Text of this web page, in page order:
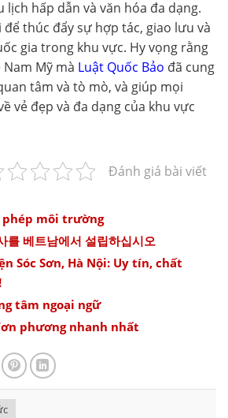
hấp dẫn và văn hóa đa dạng.
thúc đẩy sự hợp tác, giao lưu và
gia trong khu vực. Hy vọng rằng
Mỹ mà Luật Quốc Bảo đã cung
tâm và tò mò, và giúp mọi
vẻ đẹp và đa dạng của khu vực
Đánh giá bài viết
môi trường
를 베트남에서 설립하십시오
Sóc Sơn, Hà Nội: Uy tín, chất
tâm ngoại ngữ
phương nhanh nhất